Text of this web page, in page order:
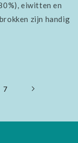
eiwitten en
zijn handig
7